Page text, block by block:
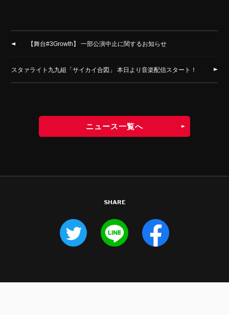
【舞台#3Growth】 一部公演中止に関するお知らせ
スタァライト九九組「サイカイ合図」 本日より音楽配信スタート！
ニュース一覧へ
SHARE